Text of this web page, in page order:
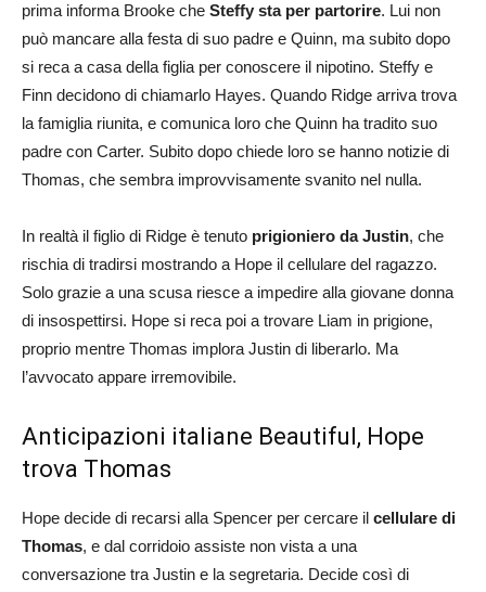
prima informa Brooke che Steffy sta per partorire. Lui non
può mancare alla festa di suo padre e Quinn, ma subito dopo
si reca a casa della figlia per conoscere il nipotino. Steffy e
Finn decidono di chiamarlo Hayes. Quando Ridge arriva trova
la famiglia riunita, e comunica loro che Quinn ha tradito suo
padre con Carter. Subito dopo chiede loro se hanno notizie di
Thomas, che sembra improvvisamente svanito nel nulla.
In realtà il figlio di Ridge è tenuto prigioniero da Justin, che
rischia di tradirsi mostrando a Hope il cellulare del ragazzo.
Solo grazie a una scusa riesce a impedire alla giovane donna
di insospettirsi. Hope si reca poi a trovare Liam in prigione,
proprio mentre Thomas implora Justin di liberarlo. Ma
l’avvocato appare irremovibile.
Anticipazioni italiane Beautiful, Hope
trova Thomas
Hope decide di recarsi alla Spencer per cercare il cellulare di
Thomas, e dal corridoio assiste non vista a una
conversazione tra Justin e la segretaria. Decide così di